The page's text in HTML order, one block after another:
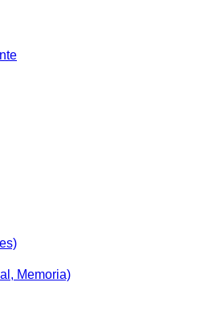
Memoria)